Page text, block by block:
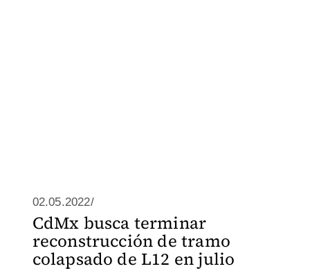
02.05.2022/
CdMx busca terminar
reconstrucción de tramo
colapsado de L12 en julio